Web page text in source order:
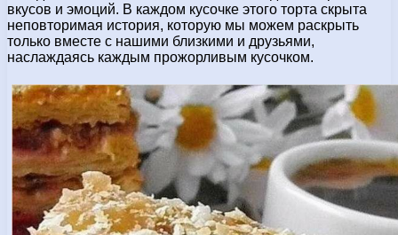
вкусов и эмоций. В каждом кусочке этого торта скрыта
неповторимая история, которую мы можем раскрыть
только вместе с нашими близкими и друзьями,
наслаждаясь каждым прожорливым кусочком.